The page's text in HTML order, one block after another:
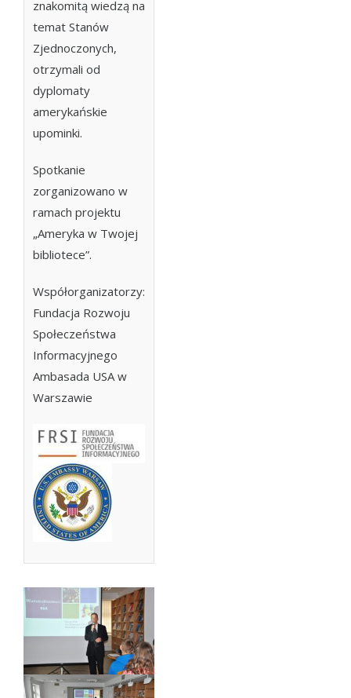
znakomitą wiedzą na
temat Stanów
Zjednoczonych,
otrzymali od
dyplomaty
amerykańskie
upominki.
Spotkanie
zorganizowano w
ramach projektu
„Ameryka w Twojej
bibliotece”.
Współorganizatorzy:
Fundacja Rozwoju
Społeczeństwa
Informacyjnego
Ambasada USA w
Warszawie